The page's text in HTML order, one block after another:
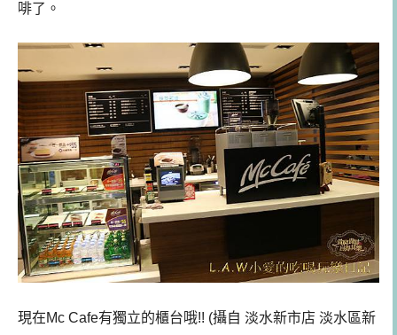
啡了。
現在Mc Cafe有獨立的櫃台哦!! (攝自 淡水新市店 淡水區新